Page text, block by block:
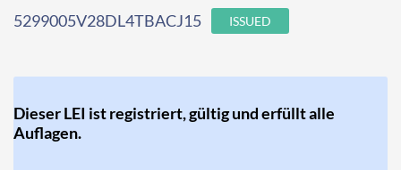
5299005V28DL4TBACJ15 ISSUED
Dieser LEI ist registriert, gültig und erfüllt alle
Auflagen.